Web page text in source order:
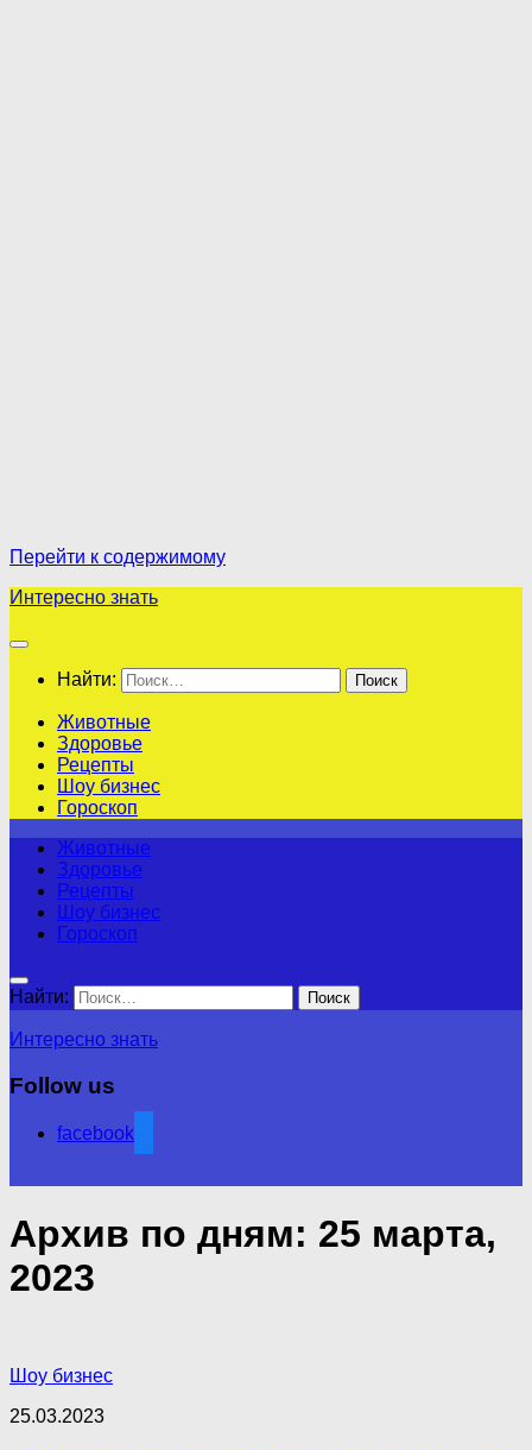
Перейти к содержимому
Интересно знать
Найти:
Животные
Здоровье
Рецепты
Шоу бизнес
Гороскоп
Животные
Здоровье
Рецепты
Шоу бизнес
Гороскоп
Найти:
Интересно знать
Follow us
facebook
Архив по дням: 25 марта,
2023
Шоу бизнес
25.03.2023